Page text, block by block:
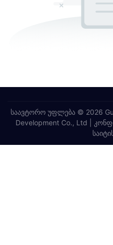
საავტორო უფლება © 2026
Development Co., Ltd |